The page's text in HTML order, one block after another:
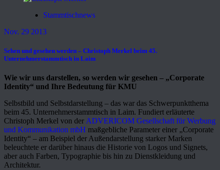
Stammtischnews
Nov. 29 2013
Sehen und gesehen werden – Christoph Merkel beim 45.
Unternehmerstammtisch in Laim
Wie wir uns darstellen, so werden wir gesehen – „Corporate
Identity“ und Ihre Bedeutung für KMU
Selbstbild und Selbstdarstellung – das war das Schwerpunktthema
beim 45. Unternehmerstammtisch in Laim. Fundiert erläuterte
Christoph Merkel von der ADVERICOM Gesellschaft für Werbung
und Kommunikation mbH maßgebliche Parameter einer „Corporate
Identity“ – am Beispiel der Außendarstellung starker Marken
beleuchtete er darüber hinaus die Historie von Logos und Signets,
aber auch Farben, Typographie bis hin zu Dienstkleidung und
Architektur.